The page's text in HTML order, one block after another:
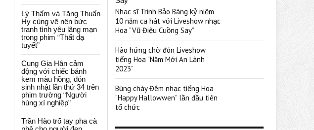
Lý Thấm và Tăng Thuấn
Hy cùng vẽ nên bức
tranh tình yêu lãng mạn
trong phim “Thất dạ
tuyết”
Cung Gia Hân cảm
động với chiếc bánh
kem màu hồng, đón
sinh nhật lần thứ 34 trên
phim trường “Người
hùng xí nghiệp”
Trần Hào trổ tay pha cà
Nhạc sĩ Trịnh Bảo Bàng kỷ niệm
10 năm ca hát với Liveshow nhạc
Hoa “Vũ Điệu Cuồng Say”
Hào hứng chờ đón Liveshow
tiếng Hoa “Năm Mới An Lành
2023”
Bùng cháy Đêm nhạc tiếng Hoa
“Happy Hallowwen” lần đầu tiên
tổ chức